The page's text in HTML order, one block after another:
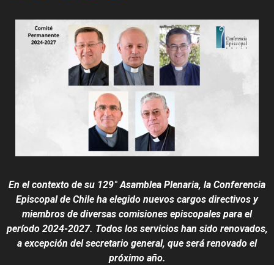
En el contexto de su 129° Asamblea Plenaria, la Conferencia
Episcopal de Chile ha elegido nuevos cargos directivos y
miembros de diversas comisiones episcopales para el
período 2024-2027. Todos los servicios han sido renovados,
a excepción del secretario general, que será renovado el
próximo año.